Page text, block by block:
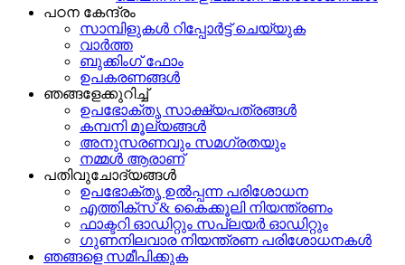
പഠന കേന്ദ്രം
സാമ്പിളുകൾ റിപ്പോർട്ട് ചെയ്യുക
വാർത്ത
ബുക്കിംഗ് ഫോം
ഉപകരണങ്ങൾ
ഞങ്ങളേക്കുറിച്ച്
ഉപഭോക്തൃ സാക്ഷ്യപത്രങ്ങൾ
കമ്പനി മൂല്യങ്ങൾ
അനുസരണവും സമഗ്രതയും
നമ്മൾ ആരാണ്
പതിവുചോദ്യങ്ങൾ
ഉപഭോക്തൃ ഉൽപ്പന്ന പരിശോധന
എത്തിക്സ് & കൈക്കൂലി നിയന്ത്രണം
ഫാക്ടറി ഓഡിറ്റും സപ്ലയർ ഓഡിറ്റും
ഗുണനിലവാര നിയന്ത്രണ പരിശോധനകൾ
ഞങ്ങളെ സമീപിക്കുക